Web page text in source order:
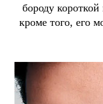
бороду
кроме того, его